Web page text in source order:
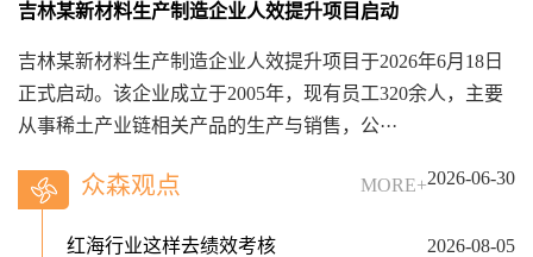
吉林某新材料生产制造企业人效提升项目启动
吉林某新材料生产制造企业人效提升项目于2026年6月18日
正式启动。该企业成立于2005年，现有员工320余人，主要
从事稀土产业链相关产品的生产与销售，公···
2026-06-30
众森观点 MORE+
红海行业这样去绩效考核 2026-08-05